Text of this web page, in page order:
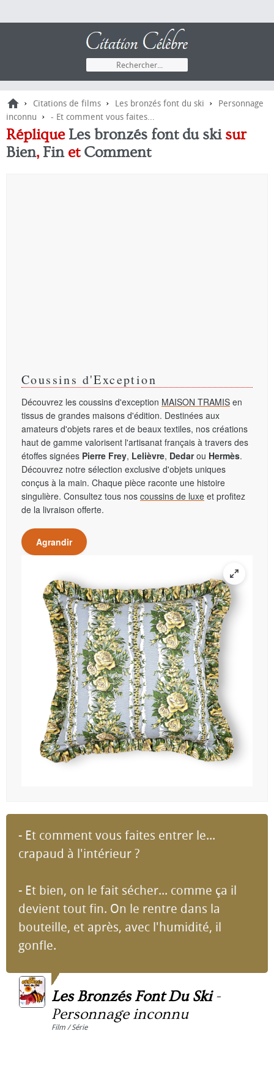
› Citations de films › Les bronzés font du ski ›
Personnage
inconnu › - Et comment vous faites...
Réplique Les bronzés font du skisur
Bien, Finet Comment
Coussins d'Exception
Découvrez les coussins d'exception MAISON TRAMIS en
tissus de grandes maisons d'édition. Destinées aux
amateurs d'objets rares et de beaux textiles, nos créations
haut de gamme valorisent l'artisanat français à travers des
étoffes signées Pierre Frey, Lelièvre, Dedarou Hermès.
Découvrez notre sélection exclusive d'objets uniques
conçus à la main. Chaque pièce raconte une histoire
singulière. Consultez tous nos coussins de luxe et profitez
de la livraison offerte.
Agrandir
- Et comment vous faites entrer le...
crapaud à l'intérieur ?
- Et bien, on le fait sécher... comme ça il
devient tout fin. On le rentre dans la
bouteille, et après, avec l'humidité, il
gonfle.
Les Bronzés Font Du Ski-
Personnage inconnu
Film / Série